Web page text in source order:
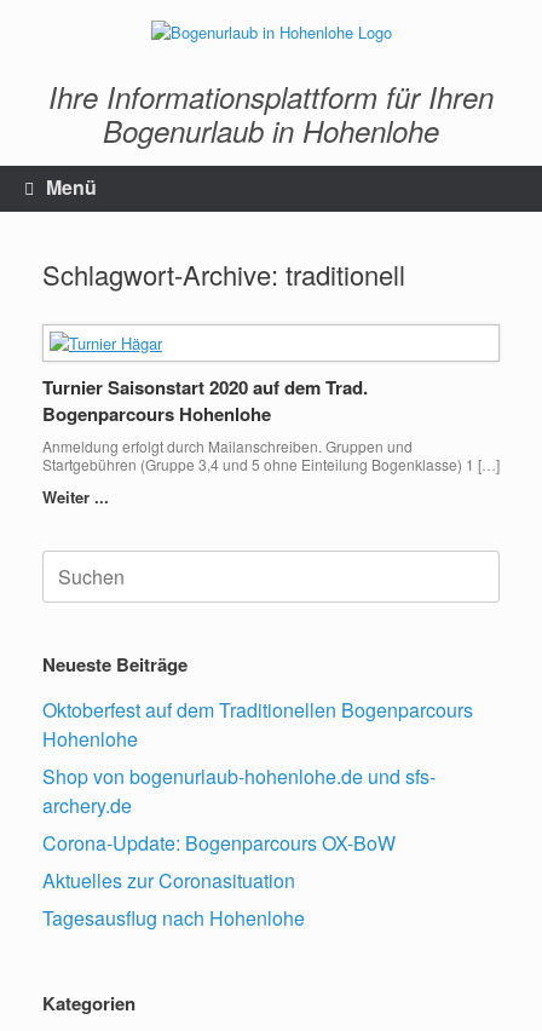
Ihre Informationsplattform für Ihren
Bogenurlaub in Hohenlohe
Menü
Schlagwort-Archive: traditionell
Turnier Saisonstart 2020 auf dem Trad.
Bogenparcours Hohenlohe
Anmeldung erfolgt durch Mailanschreiben. Gruppen und
Startgebühren (Gruppe 3,4 und 5 ohne Einteilung Bogenklasse) 1 […]
Weiter ...
Suche
nach:
Neueste Beiträge
Oktoberfest auf dem Traditionellen Bogenparcours
Hohenlohe
Shop von bogenurlaub-hohenlohe.de und sfs-
archery.de
Corona-Update: Bogenparcours OX-BoW
Aktuelles zur Coronasituation
Tagesausflug nach Hohenlohe
Kategorien